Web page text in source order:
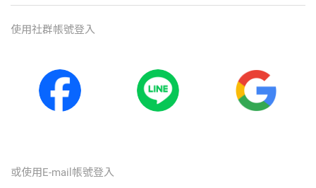
使⽤社群帳號登入
或使⽤E-mail帳號登入